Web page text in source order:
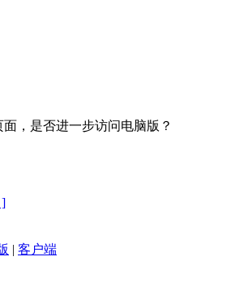
，是否进一步访问电脑版？
]
| 客户端